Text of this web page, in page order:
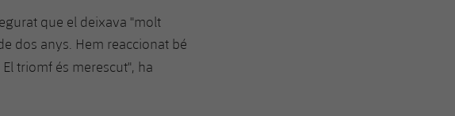
que el deixava "molt
dos anys. Hem reaccionat bé
triomf és merescut", ha